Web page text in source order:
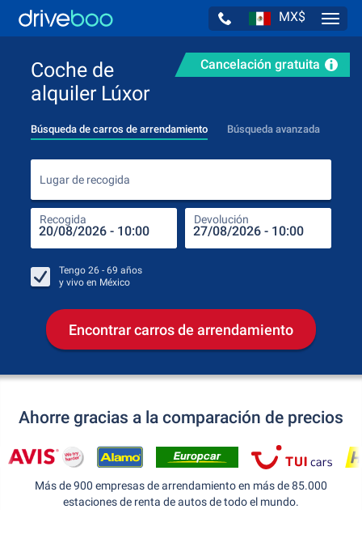
MX$
Cancelación gratuita
Coche de
alquiler Lúxor
Búsqueda de carros de arrendamiento Búsqueda avanzada
Lugar de recogida
Recogida Devolución
Tengo 26 - 69 años
y vivo en México
Encontrar carros de arrendamiento
Ahorre gracias a la comparación de precios
Más de 900 empresas de arrendamiento en más de 85.000
estaciones de renta de autos de todo el mundo.